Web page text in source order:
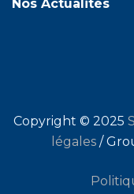
Nos Actualités
Copyright © 2025
légales/